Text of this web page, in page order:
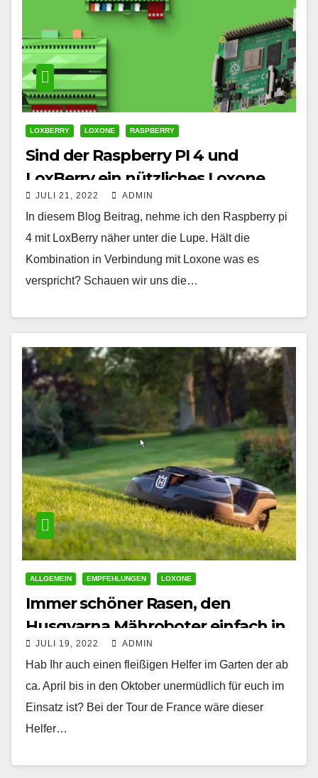
LOXBERRY LOXONE RASPBERRY
Sind der Raspberry PI 4 und
LoxBerry ein nützliches Loxone
Tool?
JULI 21, 2022 ADMIN
In diesem Blog Beitrag, nehme ich den Raspberry pi
4 mit LoxBerry näher unter die Lupe. Hält die
Kombination in Verbindung mit Loxone was es
verspricht? Schauen wir uns die…
ALLGEMEIN EMPFEHLUNGEN LOXONE
Immer schöner Rasen, den
Husqvarna Mähroboter einfach in
dein Smart Home integrieren.
JULI 19, 2022 ADMIN
Hab Ihr auch einen fleißigen Helfer im Garten der ab
ca. April bis in den Oktober unermüdlich für euch im
Einsatz ist? Bei der Tour de France wäre dieser
Helfer…